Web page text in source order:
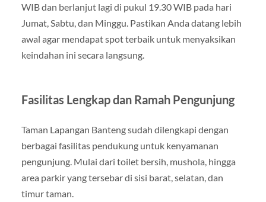
WIB dan berlanjut lagi di pukul 19.30 WIB pada hari
Jumat, Sabtu, dan Minggu. Pastikan Anda datang lebih
awal agar mendapat spot terbaik untuk menyaksikan
keindahan ini secara langsung.
Fasilitas Lengkap dan Ramah Pengunjung
Taman Lapangan Banteng sudah dilengkapi dengan
berbagai fasilitas pendukung untuk kenyamanan
pengunjung. Mulai dari toilet bersih, mushola, hingga
area parkir yang tersebar di sisi barat, selatan, dan
timur taman.